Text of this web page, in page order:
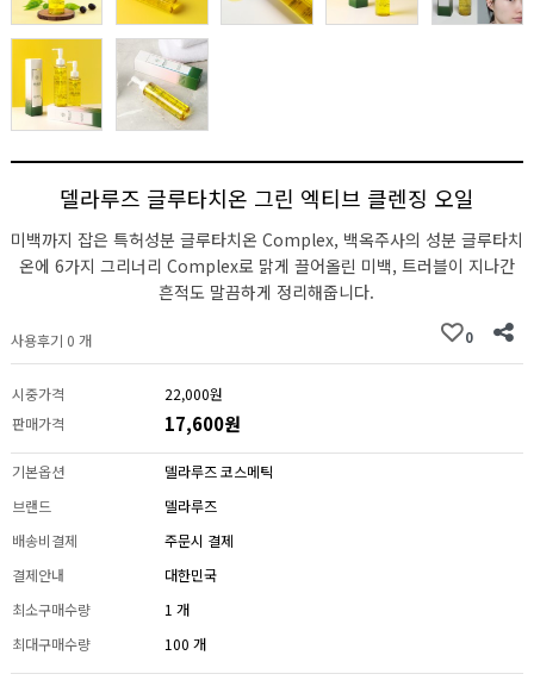
델라루즈 글루타치온 그린 엑티브 클렌징 오일
미백까지 잡은 특허성분 글루타치온 Complex, 백옥주사의 성분 글루타치
온에 6가지 그리너리 Complex로 맑게 끌어올린 미백, 트러블이 지나간
흔적도 말끔하게 정리해줍니다.
사용후기 0 개 0
시중가격
22,000원
판매가격
17,600원
기본옵션
델라루즈 코스메틱
브랜드
델라루즈
배송비결제
주문시 결제
결제안내
대한민국
최소구매수량
1 개
최대구매수량
100 개